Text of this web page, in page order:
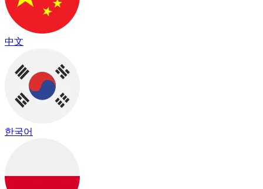
中文
한국어